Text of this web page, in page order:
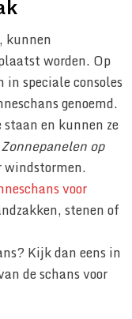
kunnen
worden. Op
in speciale consoles
genoemd.
en kunnen ze
Zonnepanelen op
windstormen.
voor
stenen of
Kijk dan eens in
de schans voor